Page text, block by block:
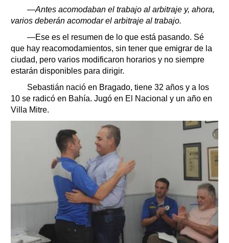
—Antes acomodaban el trabajo al arbitraje y, ahora,
varios deberán acomodar el arbitraje al trabajo.
—Ese es el resumen de lo que está pasando. Sé
que hay reacomodamientos, sin tener que emigrar de la
ciudad, pero varios modificaron horarios y no siempre
estarán disponibles para dirigir.
Sebastián nació en Bragado, tiene 32 años y a los
10 se radicó en Bahía. Jugó en El Nacional y un año en
Villa Mitre.